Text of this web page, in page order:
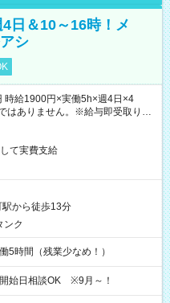
日＆10～16時！メ
シ
給1900円×実働5h×週4日×4
はありません。※給与即受取りサ
て実費支給
駅から徒歩13分
ンク
5時間（残業少なめ！）
始日相談OK ※9月～！